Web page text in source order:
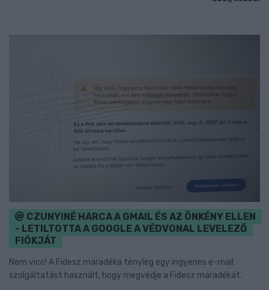
CZUNYINÉ HARCA A GMAIL ÉS AZ ÖNKÉNY ELLEN
- LETILTOTTA A GOOGLE A VÉDVONAL LEVELEZŐ
FIÓKJÁT
Nem vicc! A Fidesz maradéka tényleg egy ingyenes e-mail
szolgáltatást használt, hogy megvédje a Fidesz maradékát.